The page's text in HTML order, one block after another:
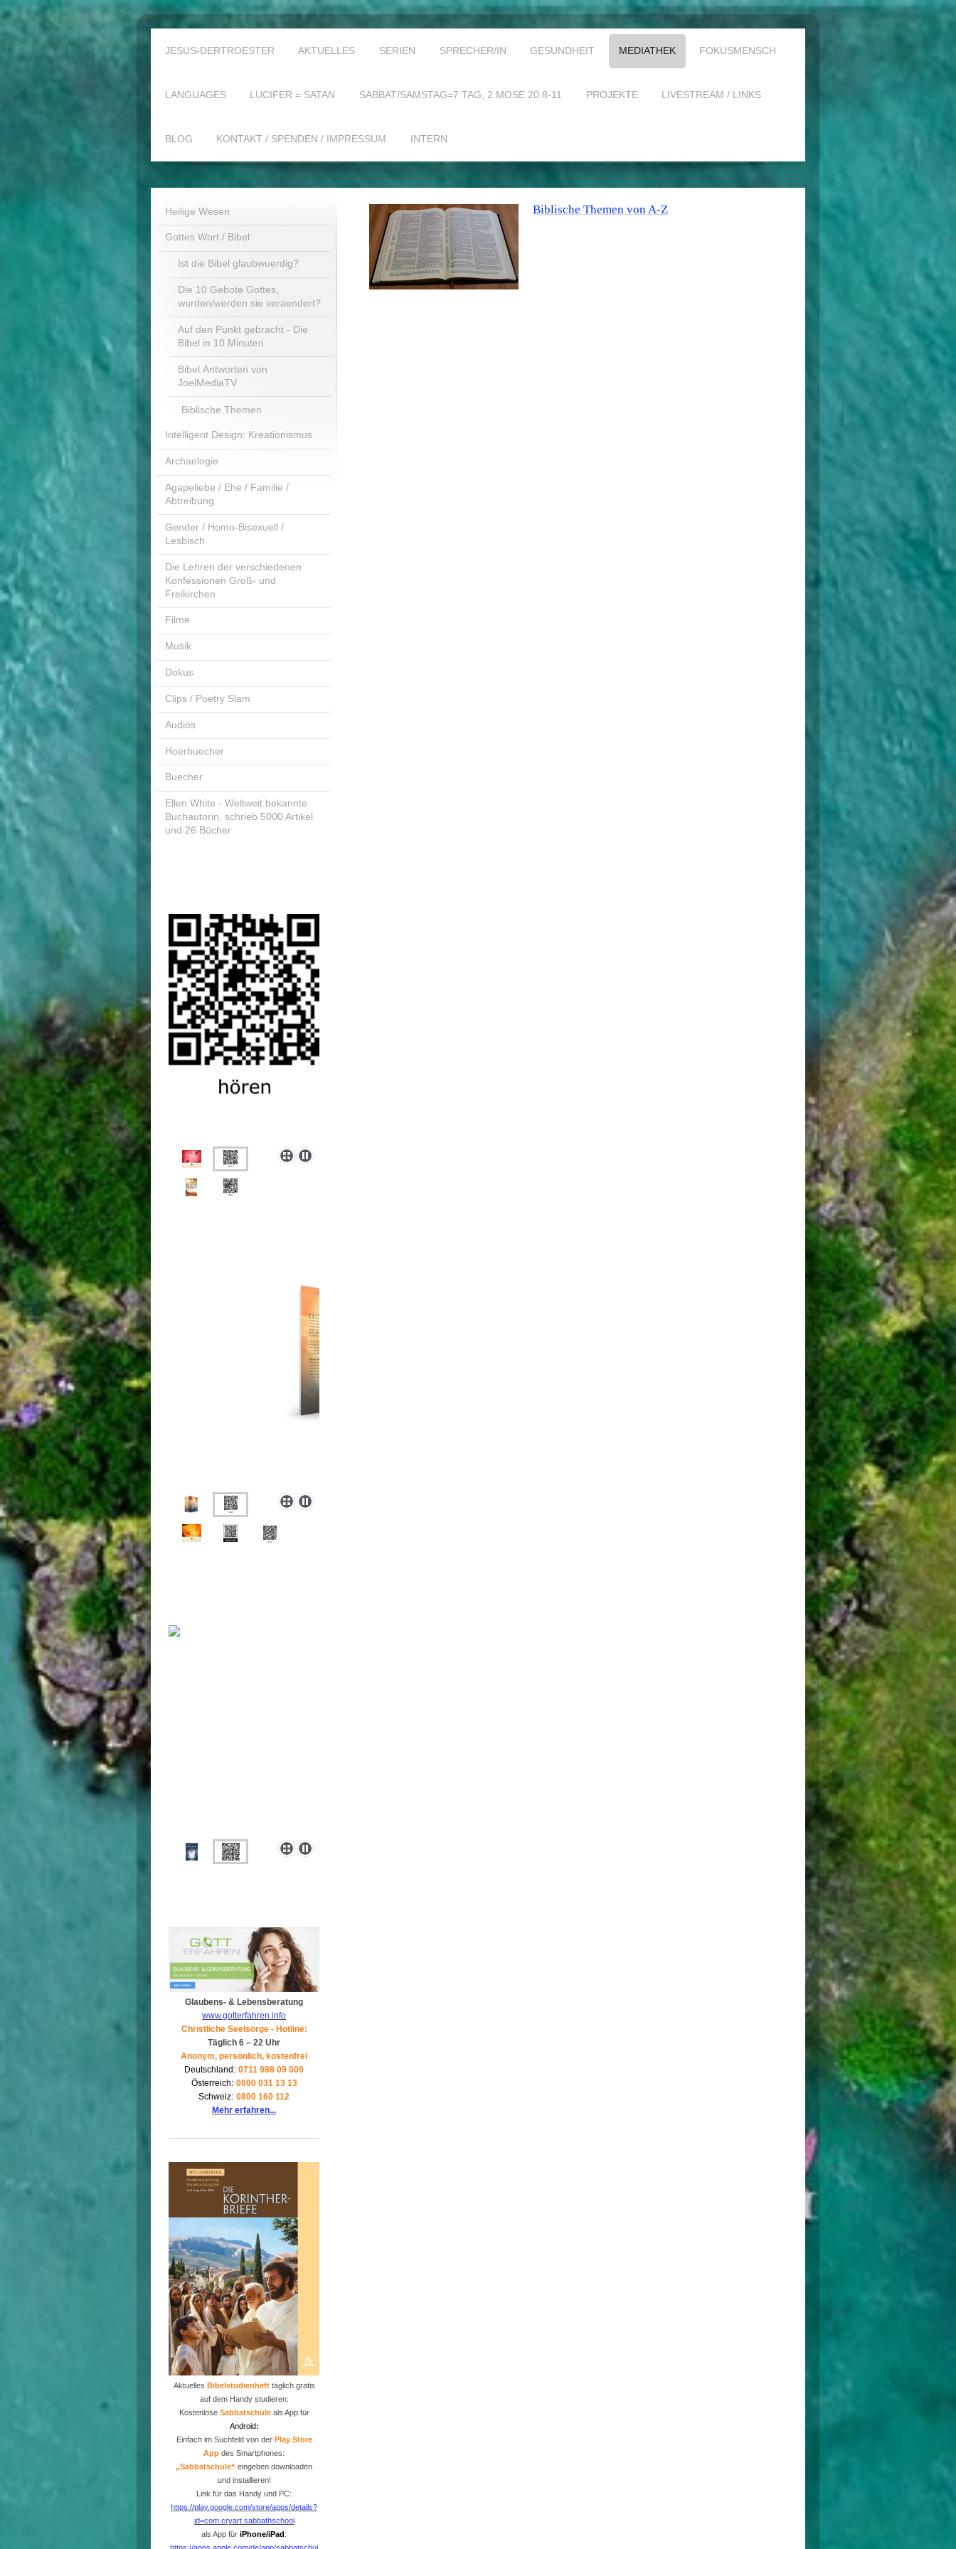
JESUS-DERTROESTER AKTUELLES SERIEN SPRECHER/IN GESUNDHEIT MEDIATHEK FOKUSMENSCH
LANGUAGES LUCIFER = SATAN SABBAT/SAMSTAG=7.TAG, 2.MOSE 20.8-11 PROJEKTE LIVESTREAM / LINKS
BLOG KONTAKT / SPENDEN / IMPRESSUM INTERN
Biblische Themen von A-Z
Heilige Wesen
Gottes Wort / Bibel
Ist die Bibel glaubwuerdig?
Die 10 Gebote Gottes,
wurden/werden sie veraendert?
Auf den Punkt gebracht - Die
Bibel in 10 Minuten
Bibel.Antworten von
JoelMediaTV
Biblische Themen
Intelligent Design: Kreationismus
Archaelogie
Agapeliebe / Ehe / Familie /
Abtreibung
Gender / Homo-Bisexuell /
Lesbisch
Die Lehren der verschiedenen
Konfessionen Groß- und
Freikirchen
Filme
Musik
Dokus
Clips / Poetry Slam
Audios
Hoerbuecher
Buecher
Ellen White - Weltweit bekannte
Buchautorin, schrieb 5000 Artikel
und 26 Bücher
Glaubens- & Lebensberatung
www.gotterfahren.info
Christliche Seelsorge - Hotline:
Täglich 6 – 22 Uhr
Anonym, persönlich, kostenfrei
Deutschland: 0711 988 09 009
Österreich: 0800 031 13 13
Schweiz: 0800 160 112
Mehr erfahren...
Aktuelles Bibelstudienhefttäglich gratis
auf dem Handy studieren:
Kostenlose Sabbatschuleals App für
Android:
Einfach im Suchfeld von der Play Store
App des Smartphones:
„Sabbatschule“ eingeben downloaden
und installieren!
Link für das Handy und PC:
https://play.google.com/store/apps/details?
id=com.cryart.sabbathschool
als App füriPhone/iPad: